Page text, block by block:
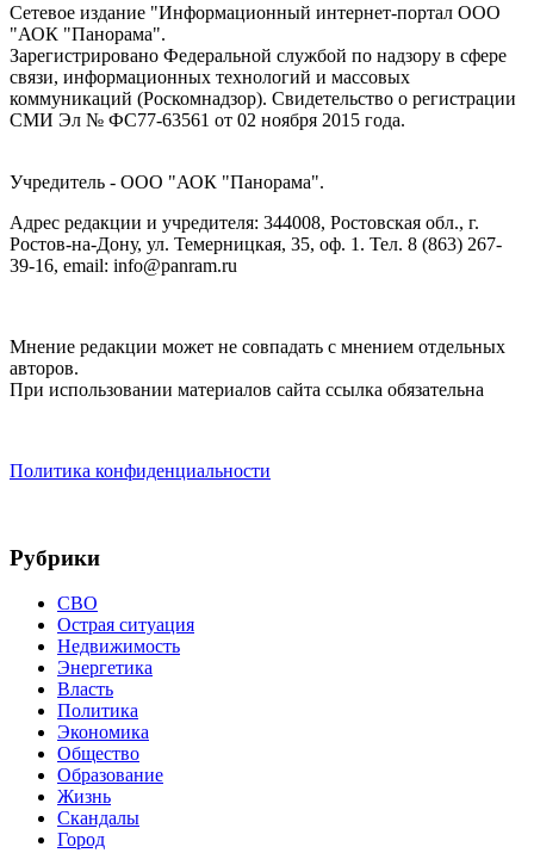
Сетевое издание "Информационный интернет-портал ООО
"АОК "Панорама".
Зарегистрировано Федеральной службой по надзору в сфере
связи, информационных технологий и массовых
коммуникаций (Роскомнадзор). Cвидетельство о регистрации
СМИ Эл № ФС77-63561 от 02 ноября 2015 года.
Учредитель - ООО "АОК "Панорама".
Адрес редакции и учредителя: 344008, Ростовская обл., г.
Ростов-на-Дону, ул. Темерницкая, 35, оф. 1. Тел. 8 (863) 267-
39-16, email: info@panram.ru
Мнение редакции может не совпадать с мнением отдельных
авторов.
При использовании материалов сайта ссылка обязательна
Политика конфиденциальности
Рубрики
СВО
Острая ситуация
Недвижимость
Энергетика
Власть
Политика
Экономика
Общество
Образование
Жизнь
Скандалы
Город